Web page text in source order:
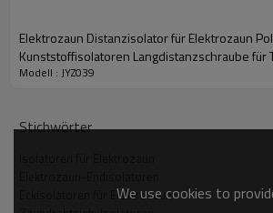
Drahtsieb
Parameter
Elektrozaun Distanzisolator für Elektrozaun
Kunststoffisolatoren Langdistanzschraube für
Modell : JYZ039
Stichwörter
Eckisolatoren für ElektrozaunWe use cookies to